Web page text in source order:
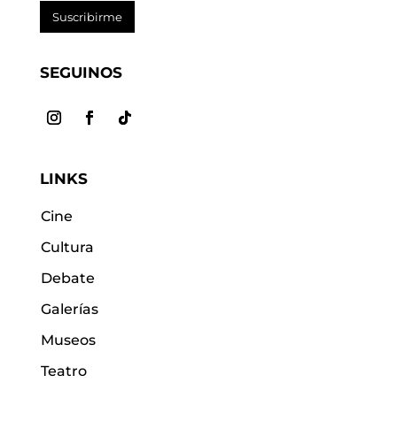
Suscribirme
SEGUINOS
LINKS
Cine
Cultura
Debate
Galerías
Museos
Teatro